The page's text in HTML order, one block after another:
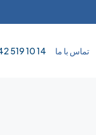
تماس با ما 519 10 14